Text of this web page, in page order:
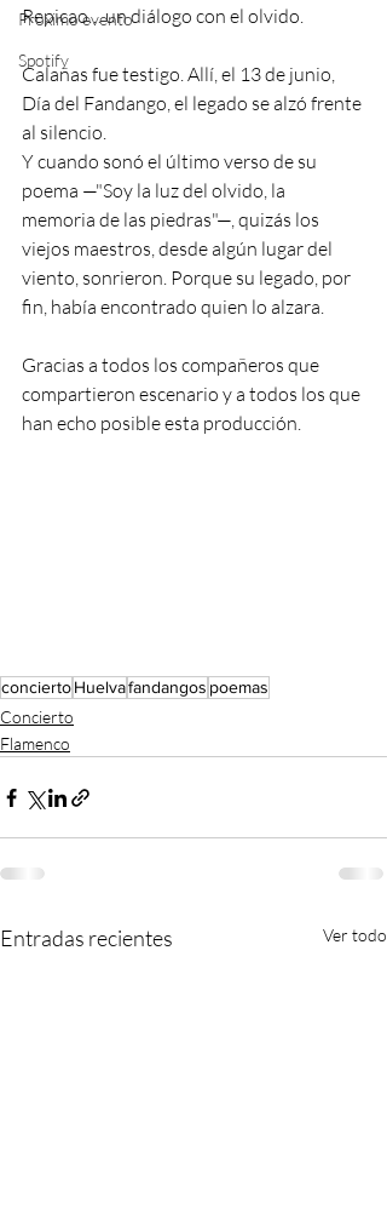
Próximo evento
Spotify
Repicao… un diálogo con el olvido.
Calañas fue testigo. Allí, el 13 de junio,
Día del Fandango, el legado se alzó frente
al silencio.
Y cuando sonó el último verso de su
poema —"Soy la luz del olvido, la
memoria de las piedras"—, quizás los
viejos maestros, desde algún lugar del
viento, sonrieron. Porque su legado, por
fin, había encontrado quien lo alzara.
Gracias a todos los compañeros que
compartieron escenario y a todos los que
han echo posible esta producción.
conciertoHuelvafandangos poemas
Concierto
Flamenco
Entradas recientes Ver todo